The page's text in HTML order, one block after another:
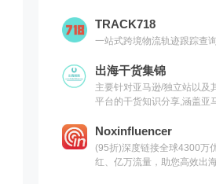
TRACK718
一站式跨境物流轨迹跟踪查
出海干货集锦
主要针对亚马逊/独立站以及
平台的干货知识分享,涵盖亚
具以及出海干货集锦,欢迎关注
Noxinfluencer
(95折)深度链接全球4300万
红、亿万流量，助您高效出